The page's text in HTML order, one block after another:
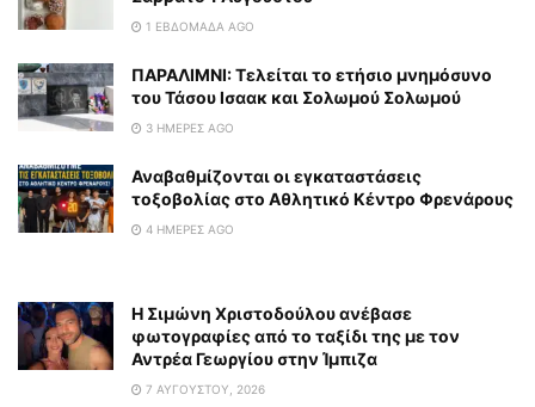
1 ΕΒΔΟΜΆΔΑ AGO
ΠΑΡΑΛΙΜΝΙ: Τελείται το ετήσιο μνημόσυνο
του Τάσου Ισαακ και Σολωμού Σολωμού
3 ΗΜΈΡΕΣ AGO
Αναβαθμίζονται οι εγκαταστάσεις
τοξοβολίας στο Αθλητικό Κέντρο Φρενάρους
4 ΗΜΈΡΕΣ AGO
Η Σιμώνη Χριστοδούλου ανέβασε
φωτογραφίες από το ταξίδι της με τον
Αντρέα Γεωργίου στην Ίμπιζα
7 ΑΥΓΟΎΣΤΟΥ, 2026